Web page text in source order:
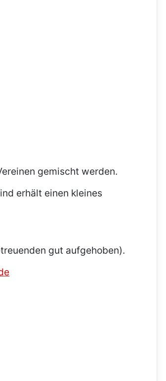
gemischt werden.
erhält einen kleines
gut aufgehoben).